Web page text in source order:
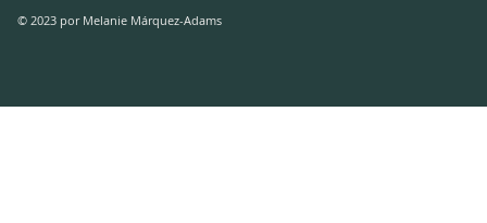
© 2023 por Melanie Márquez-Adams